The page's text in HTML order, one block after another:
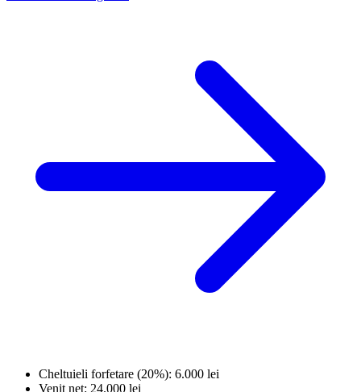
Cheltuieli forfetare (20%): 6.000 lei
Venit net: 24.000 lei